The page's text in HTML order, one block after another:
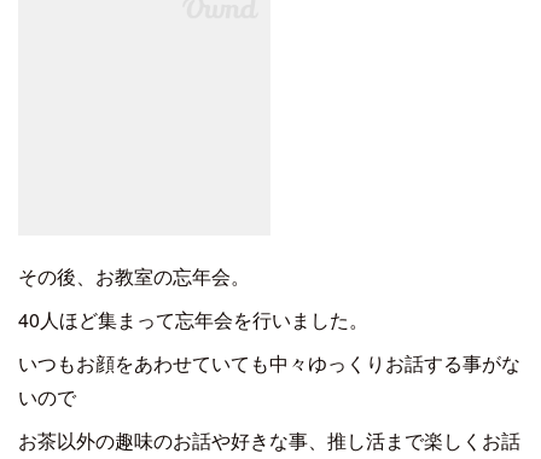
その後、お教室の忘年会。
40人ほど集まって忘年会を行いました。
いつもお顔をあわせていても中々ゆっくりお話する事がな
いので
お茶以外の趣味のお話や好きな事、推し活まで楽しくお話